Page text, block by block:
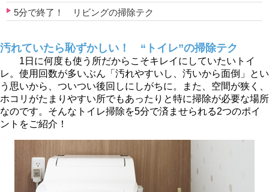
5分で終了！ リビングの掃除テク
汚れていたら恥ずかしい！ “トイレ”の掃除テク
1日に何度も使う所だからこそキレイにしていたいトイ
レ。使用回数が多いぶん「汚れやすいし、汚いから面倒」とい
う思いから、ついつい後回しにしがちに。また、空間が狭く、
ホコリがたまりやすい所でもあったりと特に掃除が必要な場所
なのです。そんなトイレ掃除を5分で済ませられる2つのポイ
ントをご紹介！